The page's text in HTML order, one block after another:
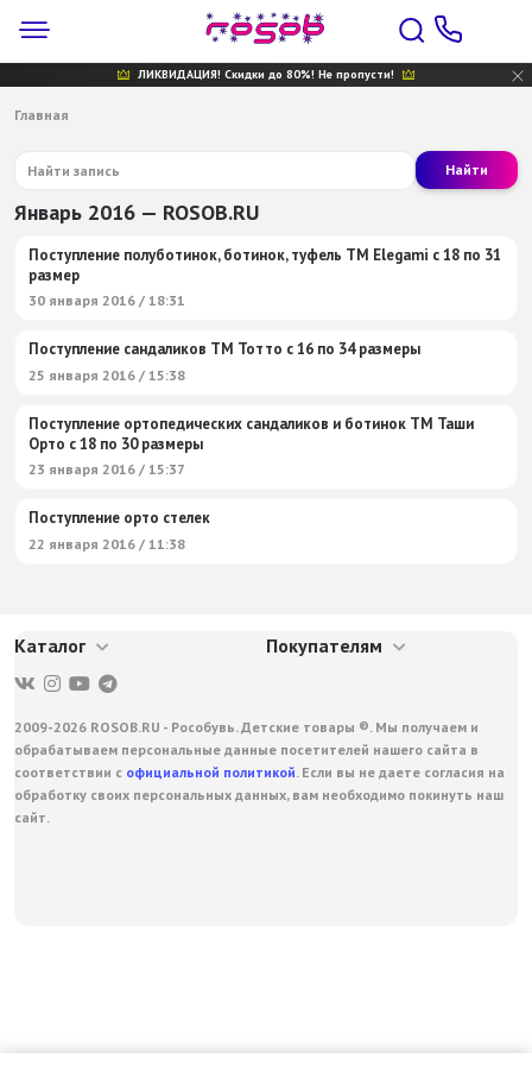
ЛИКВИДАЦИЯ! Скидки до 80%! Не пропусти!
Главная
Найти
Январь 2016 — ROSOB.RU
Поступление полуботинок, ботинок, туфель ТМ Elegami c 18 по 31
размер
30 января 2016 / 18:31
Поступление сандаликов ТМ Тотто с 16 по 34 размеры
25 января 2016 / 15:38
Поступление ортопедических сандаликов и ботинок ТМ Таши
Орто с 18 по 30 размеры
23 января 2016 / 15:37
Поступление орто стелек
22 января 2016 / 11:38
Каталог Покупателям
2009-2026 ROSOB.RU - Рособувь. Детские товары ®. Мы получаем и
обрабатываем персональные данные посетителей нашего сайта в
соответствии с официальной политикой . Если вы не даете согласия на
обработку своих персональных данных, вам необходимо покинуть наш
сайт.